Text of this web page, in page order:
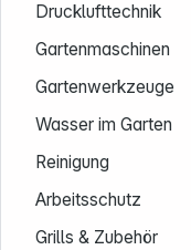
Drucklufttechnik
Gartenmaschinen
Gartenwerkzeuge
Wasser im Garten
Reinigung
Arbeitsschutz
Grills & Zubehör